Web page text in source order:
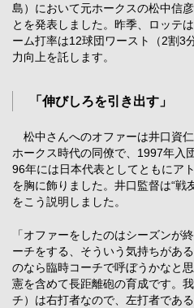
島）において元ホークスの松中信
とを発表しました。昨季、ロッテ
ーム打率は12球団ワースト（2割3
力向上を託します。
「伸びしろを引き出す」
松中さんへのオファーは井口資
ホークス時代の同僚で、1997年入
96年には日本代表としてともにア
を胸に飾りました。井口監督は“戦
をこう説明しました。
「オファーをしたのはシーズンが
ーチをする、そういう気持ちがあ
のなら臨時コーチで呼ぼうかなと
憲を含めて長距離砲の育成です。
チ）は右打者なので、左打者であ